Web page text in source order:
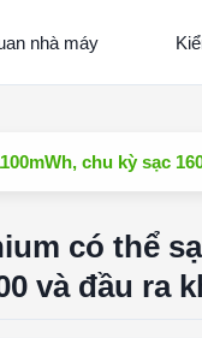
nhà máy
chu kỳ sạc
có thể
và đầu ra